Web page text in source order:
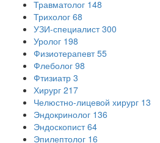
Травматолог 148
Трихолог 68
УЗИ-специалист 300
Уролог 198
Физиотерапевт 55
Флеболог 98
Фтизиатр 3
Хирург 217
Челюстно-лицевой хирург 13
Эндокринолог 136
Эндоскопист 64
Эпилептолог 16